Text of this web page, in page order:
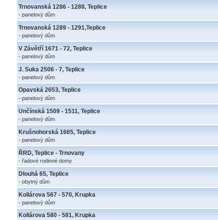
Trnovanská 1286 - 1288, Teplice
- panelový dům
Trnovanská 1289 - 1291,Teplice
- panelový dům
V Závětří 1671 - 72, Teplice
- panelový dům
J. Suka 2506 - 7, Teplice
- panelový dům
Opavská 2653, Teplice
- panelový dům
Unčínská 1509 - 1511, Teplice
- panelový dům
Krušnohorská 1665, Teplice
- panelový dům
ŘRD, Teplice - Trnovany
- řadové rodinné domy
Dlouhá 65, Teplice
- obytný dům
Kollárova 567 - 570, Krupka
- panelový dům
Kollárova 580 - 581, Krupka